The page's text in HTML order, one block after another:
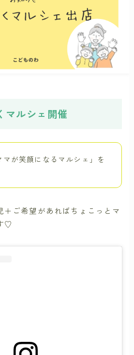
マルシェ開催
マが笑顔になるマルシェ」を
＋ご希望があればちょこっとマ
♡